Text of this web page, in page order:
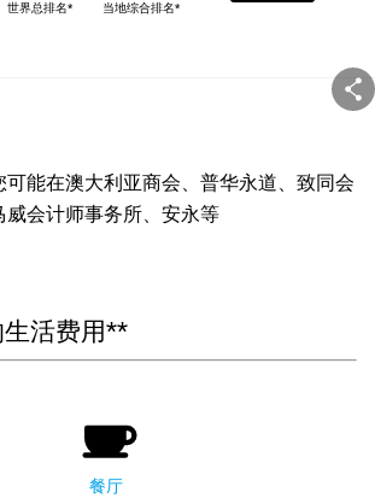
世界总排名* 当地综合排名*
能在澳大利亚商会、普华永道、致同会
威会计师事务所、安永等
活费用**
餐厅